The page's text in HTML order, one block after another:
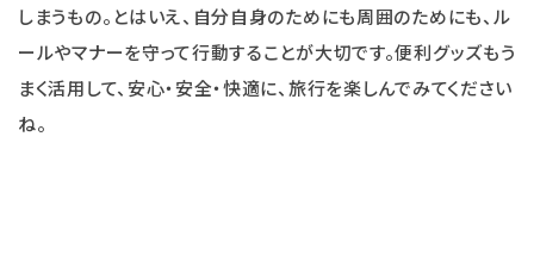
しまうもの。とはいえ、自分自身のためにも周囲のためにも、ル
ールやマナーを守って行動することが大切です。便利グッズもう
まく活用して、安心・安全・快適に、旅行を楽しんでみてください
ね。